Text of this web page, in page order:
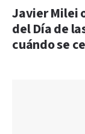
Javier Milei
del Día de
cuándo se